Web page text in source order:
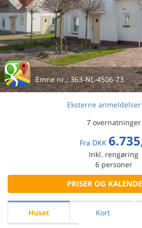
Emne nr.: 363-NL-4506-73
Eksterne anmeldelser
7 overnatninger
Fra DKK
Inkl. rengøring
6 personer
PRISER OG
Huset Kort